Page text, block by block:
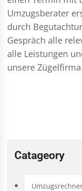
Umzugsberater
durch
Gespräch alle
alle Leistungen
unsere
Catageory